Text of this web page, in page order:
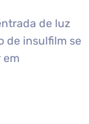
de luz
de insulfilm se
em